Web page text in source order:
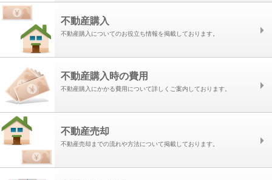
■法令等に基づく要請に応じる場合
セキュリティ
当社は、個人情報に対する不正なアクセスや、個人情報の消失・破壊・改
で、個人情報を管理いたします。
不特定情報の収集
本サイトの一部においては、提供するサービスレベルを向上させる目的の
ため、お客様が本サイトのどのページに訪問されたか、あるいはどのドメ
イン名のサイトから本サイトにアクセスされたかなど、個人が特定されな
い方法で情報を収集することがあります。
クッキーの使用について
不動産購入
不動産購入についてのお役立ち情報を掲載しております。
不動産購入時の費用
不動産購入にかかる費用について詳しくご案内しております。
不動産売却
不動産売却までの流れや方法について掲載しております。